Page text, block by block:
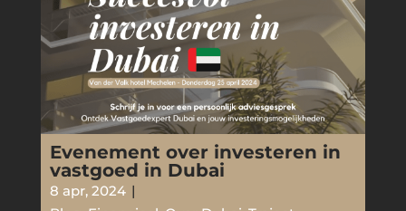
Evenement over investeren in
vastgoed in Dubai
8 apr, 2024 |